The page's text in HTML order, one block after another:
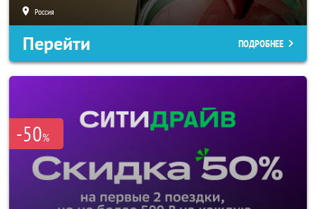
Россия
Перейти ПОДРОБНЕЕ
-50%